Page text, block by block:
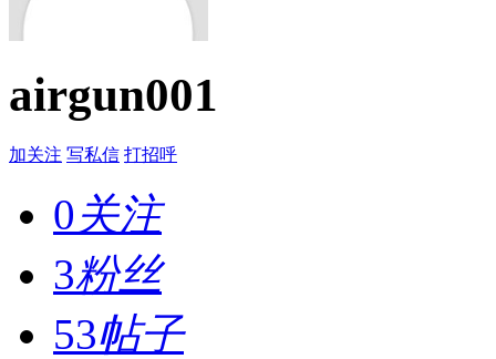
airgun001
加关注 写私信 打招呼
0关注
3粉丝
53帖子